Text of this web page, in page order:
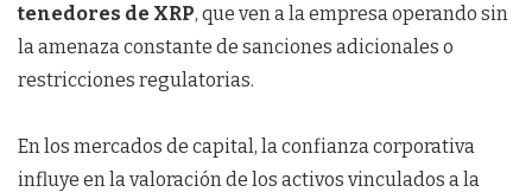
tenedores de XRP, que ven a la empresa operando sin
la amenaza constante de sanciones adicionales o
restricciones regulatorias.
En los mercados de capital, la confianza corporativa
influye en la valoración de los activos vinculados a la